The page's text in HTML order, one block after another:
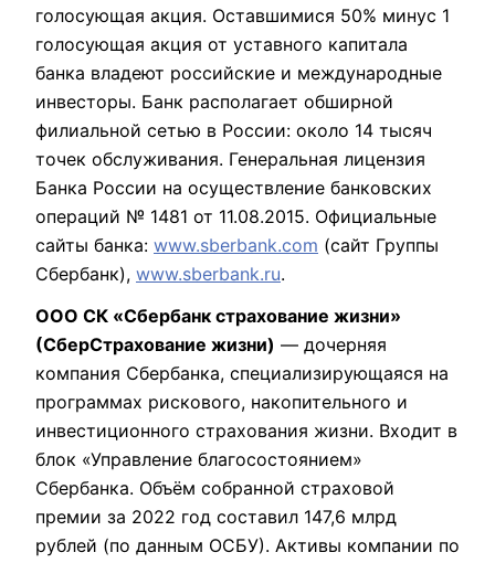
голосующая акция. Оставшимися 50% минус 1
голосующая акция от уставного капитала
банка владеют российские и международные
инвесторы. Банк располагает обширной
филиальной сетью в России: около 14 тысяч
точек обслуживания. Генеральная лицензия
Банка России на осуществление банковских
операций № 1481 от 11.08.2015. Официальные
сайты банка: www.sberbank.com (сайт Группы
Сбербанк), www.sberbank.ru.
ООО СК «Сбербанк страхование жизни»
(СберСтрахование жизни) — дочерняя
компания Сбербанка, специализирующаяся на
программах рискового, накопительного и
инвестиционного страхования жизни. Входит в
блок «Управление благосостоянием»
Сбербанка. Объём собранной страховой
премии за 2022 год составил 147,6 млрд
рублей (по данным ОСБУ). Активы компании по